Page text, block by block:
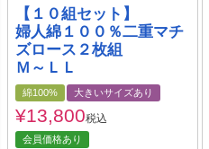
【１０組セット】
婦人綿１００％二重マチ
ズロース２枚組
Ｍ～ＬＬ
綿100% 大きいサイズあり
¥13,800税込
会員価格あり